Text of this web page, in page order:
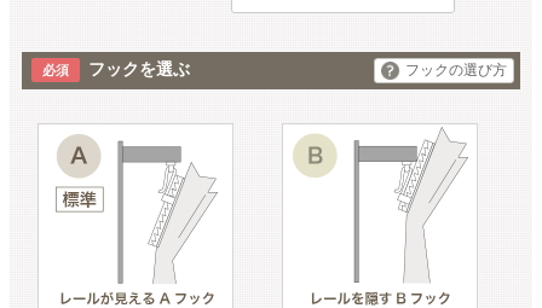
フックを選ぶ フックの選び方